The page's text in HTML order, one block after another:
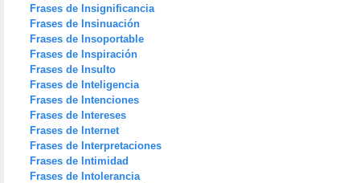
Frases de Insignificancia
Frases de Insinuación
Frases de Insoportable
Frases de Inspiración
Frases de Insulto
Frases de Inteligencia
Frases de Intenciones
Frases de Intereses
Frases de Internet
Frases de Interpretaciones
Frases de Intimidad
Frases de Intolerancia